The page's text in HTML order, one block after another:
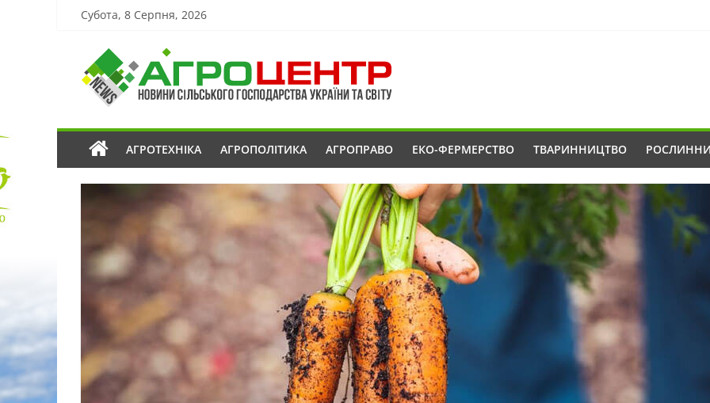
Субота, 8 Серпня, 2026
АГРОТЕХНІКА АГРОПОЛІТИКА АГРОПРАВО ЕКО-ФЕРМЕРСТВО ТВАРИННИЦТВО